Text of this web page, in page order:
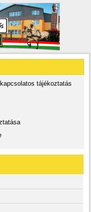
tájékoztatás